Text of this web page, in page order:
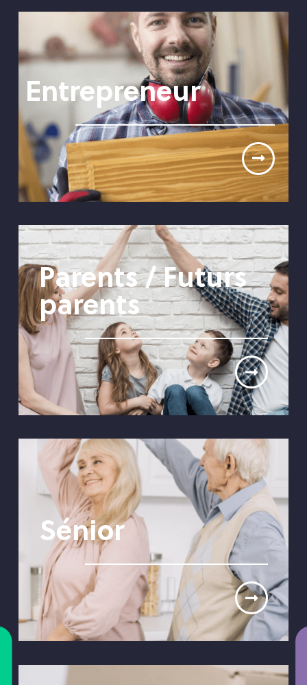
Entrepreneur
Parents / Futurs
parents
Sénior